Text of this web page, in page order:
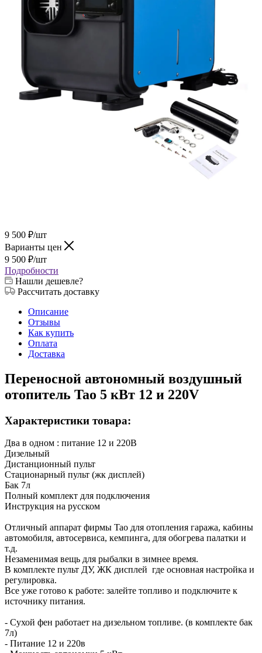
9 500 ₽/шт
Варианты цен
9 500 ₽/шт
Подробности
Нашли дешевле?
Рассчитать доставку
Описание
Отзывы
Как купить
Оплата
Доставка
Переносной автономный воздушный
отопитель Tao 5 кВт 12 и 220V
Характеристики товара:
Два в одном : питание 12 и 220В
Дизельный
Дистанционный пульт
Стационарный пульт (жк дисплей)
Бак 7л
Полный комплект для подключения
Инструкция на русском
Отличный аппарат фирмы Tao для отопления гаража, кабины
автомобиля, автосервиса, кемпинга, для обогрева палатки и
т.д.
Незаменимая вещь для рыбалки в зимнее время.
В комплекте пульт ДУ, ЖК дисплей где основная настройка и
регулировка.
Все уже готово к работе: залейте топливо и подключите к
источнику питания.
- Сухой фен работает на дизельном топливе. (в комплекте бак
7л)
- Питание 12 и 220в